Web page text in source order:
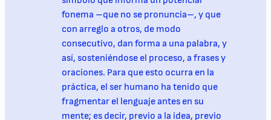
fonema –que no se pronuncia–, y que
con arreglo a otros, de modo
consecutivo, dan forma a una palabra, y
así, sosteniéndose el proceso, a frases y
oraciones. Para que esto ocurra en la
práctica, el ser humano ha tenido que
fragmentar el lenguaje antes en su
mente; es decir, previo a la idea, previo